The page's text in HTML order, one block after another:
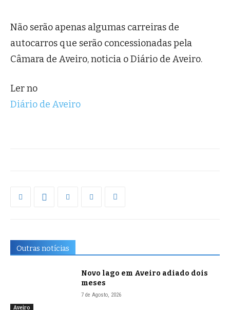
Não serão apenas algumas carreiras de
autocarros que serão concessionadas pela
Câmara de Aveiro, noticia o Diário de Aveiro.
Ler no
Diário de Aveiro
Outras notícias
Aveiro
Novo lago em Aveiro adiado dois
meses
7 de Agosto, 2026